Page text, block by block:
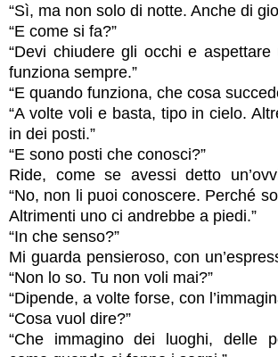
“Sì, ma non solo di notte. Anche di
“E come si fa?”
“Devi chiudere gli occhi e aspettare
funziona sempre.”
“E quando funziona, che cosa
“A volte voli e basta, tipo in cielo.
in dei posti.”
“E sono posti che conosci?”
Ride, come se avessi detto
“No, non li puoi conoscere. Perché
Altrimenti uno ci andrebbe a piedi.”
“In che senso?”
Mi guarda pensieroso, con
“Non lo so. Tu non voli mai?”
“Dipende, a volte forse, con
“Cosa vuol dire?”
“Che immagino dei luoghi, delle